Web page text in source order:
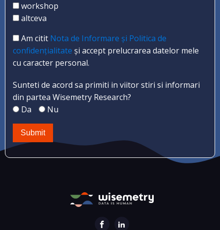
workshop
altceva
Am citit Nota de Informare și Politica de
confidențialitate și accept prelucrarea datelor mele
cu caracter personal.
Sunteti de acord sa primiti in viitor stiri si informari
din partea Wisemetry Research?
Da
Nu